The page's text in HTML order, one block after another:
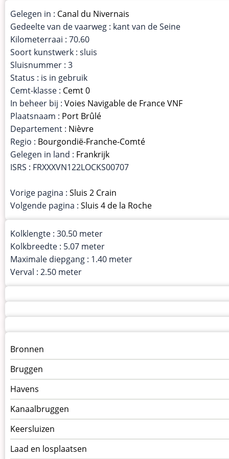
Gelegen in : Canal du Nivernais
Gedeelte van de vaarweg : kant van de Seine
Kilometerraai : 70.60
Soort kunstwerk : sluis
Sluisnummer : 3
Status : is in gebruik
Cemt-klasse : Cemt 0
In beheer bij : Voies Navigable de France VNF
Plaatsnaam : Port Brûlé
Departement : Nièvre
Regio : Bourgondië-Franche-Comté
Gelegen in land : Frankrijk
ISRS : FRXXXVN122LOCKS00707
Vorige pagina : Sluis 2 Crain
Volgende pagina : Sluis 4 de la Roche
Kolklengte : 30.50 meter
Kolkbreedte : 5.07 meter
Maximale diepgang : 1.40 meter
Verval : 2.50 meter
Menu
kunstwerken
op
kunstwerkpagina
Bronnen
Bruggen
Havens
Kanaalbruggen
Keersluizen
Laad en losplaatsen